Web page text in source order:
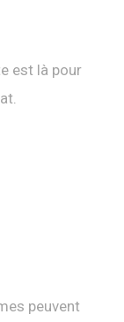
est là pour
peuvent